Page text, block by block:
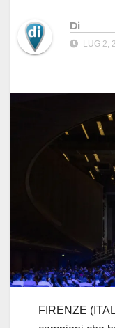
Di
LUG 2,
FIRENZE